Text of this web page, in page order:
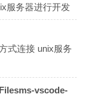
服务器进行开发
式连接 unix服务
vscode-